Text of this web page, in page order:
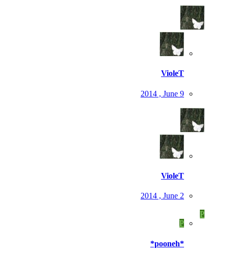
VioleT
2014 , June 9
VioleT
2014 , June 2
P
P
*pooneh*